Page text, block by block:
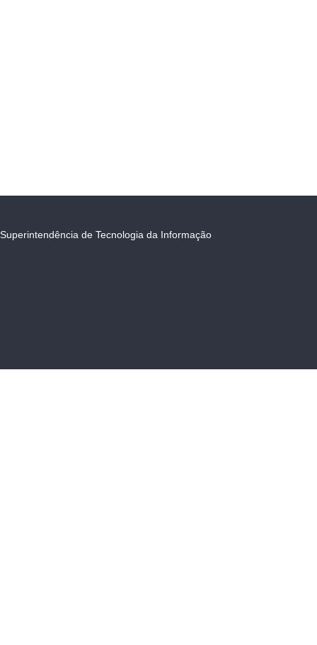
Superintendência de Tecnologia da Informação